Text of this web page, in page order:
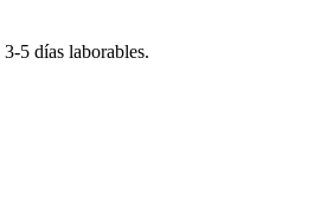
3-5 días laborables.